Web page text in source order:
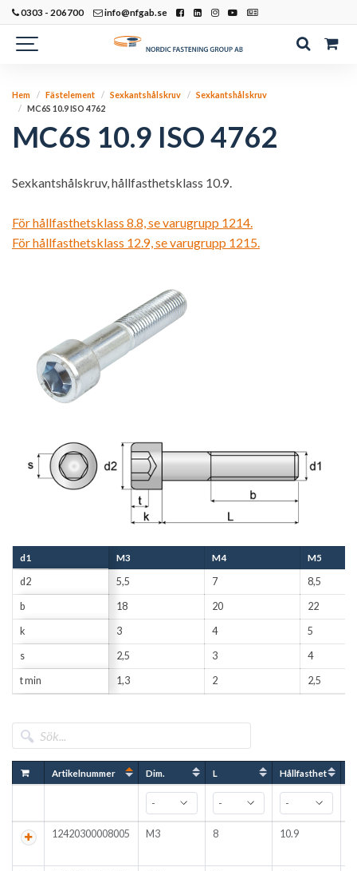
0303 - 206700 info@nfgab.se
Hem Fästelement Sexkantshålskruv
Sexkantshålskruv
MC6S 10.9 ISO 4762
MC6S 10.9 ISO 4762
Sexkantshålskruv, hållfasthetsklass 10.9.
För hållfasthetsklass 8.8, se varugrupp 1214.
För hållfasthetsklass 12.9, se varugrupp 1215.
d1 M3 M4 M5
d2 5,5 7 8,5
b 18 20 22
k 3 4 5
s 2,5 3 4
t min 1,3 2 2,5
Artikelnummer Dim. L Hållfasthet
12420300008005 M3 8 10.9